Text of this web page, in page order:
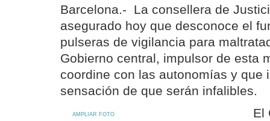
Barcelona.- La consellera de
asegurado hoy que desconoce el
pulseras de vigilancia para
Gobierno central, impulsor de esta
coordine con las autonomías y que
sensación de que serán infalibles.
AMPLIAR FOTO
El